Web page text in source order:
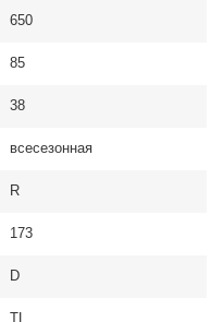
650
85
38
всесезонная
R
173
D
TL